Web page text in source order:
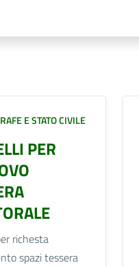
E STATO CIVILE
PER
richesta
spazi tessera